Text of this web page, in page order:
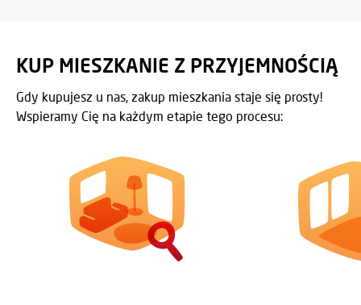
KUP MIESZKANIE Z PRZYJEMNOŚCIĄ
Gdy kupujesz u nas, zakup mieszkania staje się prosty!
Wspieramy Cię na każdym etapie tego procesu: